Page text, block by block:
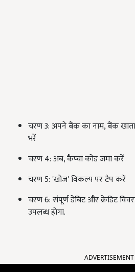
चरण 3: अपने बैंक का नाम, बैंक
भरें
चरण 4: अब, कैप्चा कोड जमा करें
चरण 5: 'खोज' विकल्प पर टैप करें
चरण 6: संपूर्ण डेबिट और क्रेडिट
उपलब्ध होगा.
ADVERTISEMENT